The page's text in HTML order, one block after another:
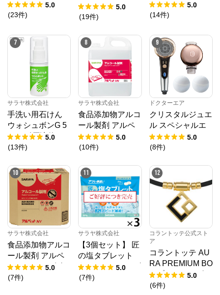
5.0
(23件)
ット
5.0
(19件)
5.0
(14件)
7
サラヤ株式会社
手洗い用石けん
ウォシュボンG 5
0mL 〔原液使
用〕
5.0
(13件)
8
サラヤ株式会社
食品添加物アルコ
ール製剤 アルペ
ットHN 5L5.0
(10件)
9
ドクターエア
クリスタルジュエ
ル スペシャルエ
ディション5.0
(8件)
10
サラヤ株式会社
食品添加物アルコ
ール製剤 アルペ
ットNV 10L 八角
B.I.B.
5.0
(7件)
11
サラヤ株式会社
【3個セット】 匠
の塩タブレット
うましゅわサイダ
ー味 500g × 3
5.0
(7件)
12
コラントッテ公式スト
ア
コラントッテ AU
RA PREMIUM BO
X プレミアムゴー
ルド
5.0
(6件)